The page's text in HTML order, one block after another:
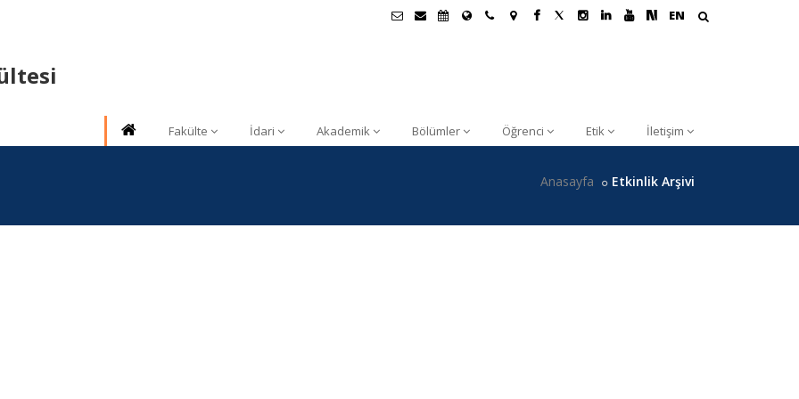
EN
Fakülte İdari Akademik Bölümler Öğrenci Etik İletişim
Anasayfa Etkinlik Arşivi